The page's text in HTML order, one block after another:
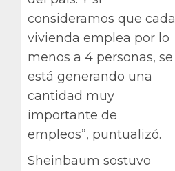
consideramos que cada
vivienda emplea por lo
menos a 4 personas, se
está generando una
cantidad muy
importante de
empleos”, puntualizó.
Sheinbaum sostuvo